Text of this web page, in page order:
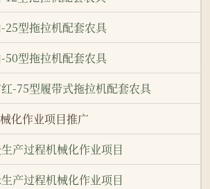
25型拖拉机配套农具
50型拖拉机配套农具
-75型履带式拖拉机配套农具
化作业项目推广
产过程机械化作业项目
产过程机械化作业项目